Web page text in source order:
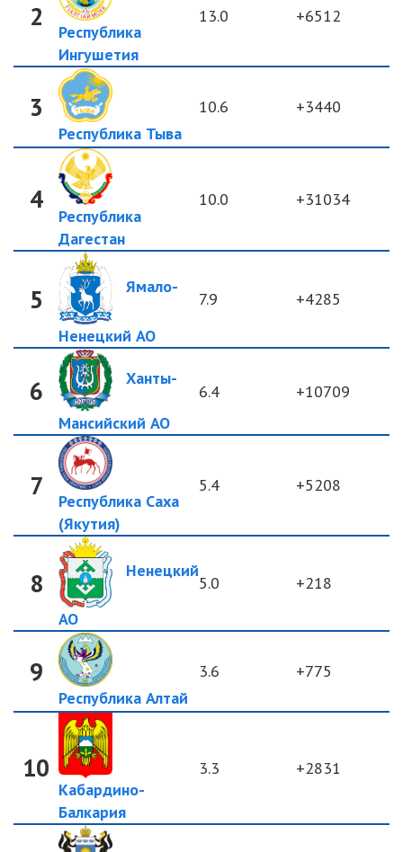
2
Республика
Ингушетия
13.0 +6512
3
Республика Тыва
10.6 +3440
4
Республика
Дагестан
10.0 +31034
5 Ямало-
Ненецкий АО
7.9 +4285
6 Ханты-
Мансийский АО
6.4 +10709
7
Республика Саха
(Якутия)
5.4 +5208
8 Ненецкий
АО
5.0 +218
9
Республика Алтай
3.6 +775
10
Кабардино-
Балкария
3.3 +2831